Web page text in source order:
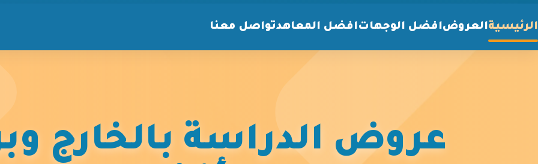
الرئيسيةالعروضافضل الوجهاتافضل المعاهدتواصل معنا
عروض الدراسة بالخارج